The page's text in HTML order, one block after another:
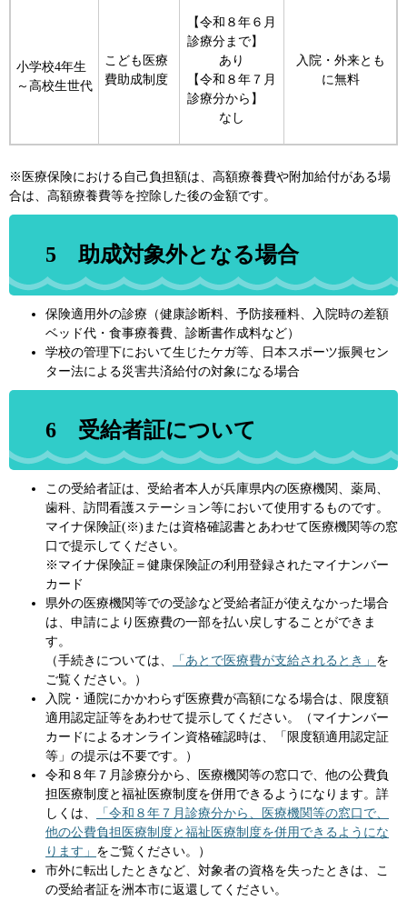
小学校4年生
～高校生世代
こども医療
費助成制度
【令和８年６月
診療分まで】
あり
【令和８年７月
診療分から】
なし
入院・外来とも
に無料
※医療保険における自己負担額は、高額療養費や附加給付がある場
合は、高額療養費等を控除した後の金額です。
5 助成対象外となる場合
保険適用外の診療（健康診断料、予防接種料、入院時の差額
ベッド代・食事療養費、診断書作成料など）
学校の管理下において生じたケガ等、日本スポーツ振興セン
ター法による災害共済給付の対象になる場合
6 受給者証について
この受給者証は、受給者本人が兵庫県内の医療機関、薬局、
歯科、訪問看護ステーション等において使用するものです。
マイナ保険証(※)または資格確認書とあわせて医療機関等の窓
口で提示してください。
※マイナ保険証＝健康保険証の利用登録されたマイナンバー
カード
県外の医療機関等での受診など受給者証が使えなかった場合
は、申請により医療費の一部を払い戻しすることができま
す。
（手続きについては、
「あとで医療費が支給されるとき」 を
ご覧ください。）
入院・通院にかかわらず医療費が高額になる場合は、限度額
適用認定証等をあわせて提示してください。（マイナンバー
カードによるオンライン資格確認時は、「限度額適用認定証
等」の提示は不要です。）
令和８年７月診療分から、医療機関等の窓口で、他の公費負
担医療制度と福祉医療制度を併用できるようになります。詳
しくは、
「令和８年７月診療分から、医療機関等の窓口で、
他の公費負担医療制度と福祉医療制度を併用できるようにな
ります」 をご覧ください。）
市外に転出したときなど、対象者の資格を失ったときは、こ
の受給者証を洲本市に返還してください。